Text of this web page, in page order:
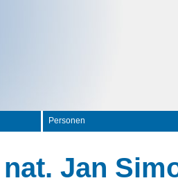
Personen
Jan